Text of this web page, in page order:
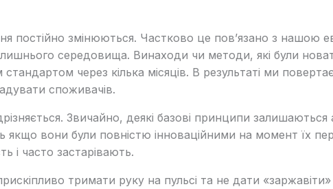
постійно змінюються. Частково це пов’язано з
середовища. Винаходи чи методи, які були
через кілька місяців. В результаті ми
споживачів.
Звичайно, деякі базові принципи
якщо вони були повністю інноваційними на момент їх
і часто застарівають.
тримати руку на пульсі та не дати